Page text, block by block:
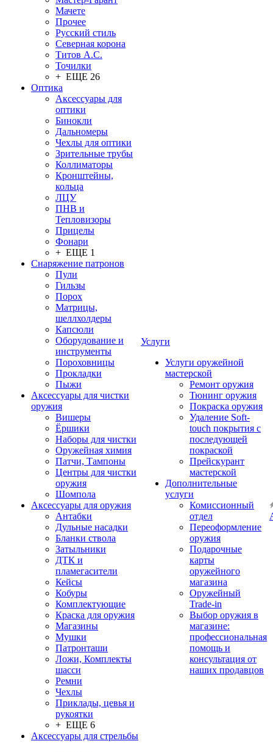
Мачете
Прочее
Русский стиль
Северная корона
Титов А.С.
Точилки
+ ЕЩЕ 26
Оптика
Аксессуары для
оптики
Бинокли
Дальномеры
Чехлы для оптики
Зрительные трубы
Коллиматоры
Кронштейны,
кольца
ЛЦУ
ПНВ и
Тепловизоры
Прицелы
Фонари
+ ЕЩЕ 1
Снаряжение патронов
Пули
Гильзы
Порох
Матрицы,
шеллхолдеры
Капсюли
Оборудование и
инструменты
Пороховницы
Прокладки
Пыжи
Аксессуары для чистки
оружия
Вишеры
Ёршики
Наборы для чистки
Оружейная химия
Патчи, Тампоны
Центры для чистки
оружия
Шомпола
Аксессуары для оружия
Антабки
Дульные насадки
Бланки ствола
Затыльники
ДТК и
пламегасители
Кейсы
Кобуры
Комплектующие
Краска для оружия
Магазины
Мушки
Патронташи
Ложи, Комплекты
шасси
Ремни
Чехлы
Приклады, цевья и
рукоятки
+ ЕЩЕ 6
Аксессуары для стрельбы
Услуги
Услуги оружейной
мастерской
Ремонт оружия
Тюнинг оружия
Покраска оружия
Удаление Soft-
touch покрытия с
последующей
покраской
Прейскурант
мастерской
Дополнительные
услуги
Комиссионный
отдел
Переоформление
оружия
Подарочные
карты
оружейного
магазина
Оружейный
Trade-in
Выбор оружия в
магазине:
профессиональная
помощь и
консультация от
наших продавцов